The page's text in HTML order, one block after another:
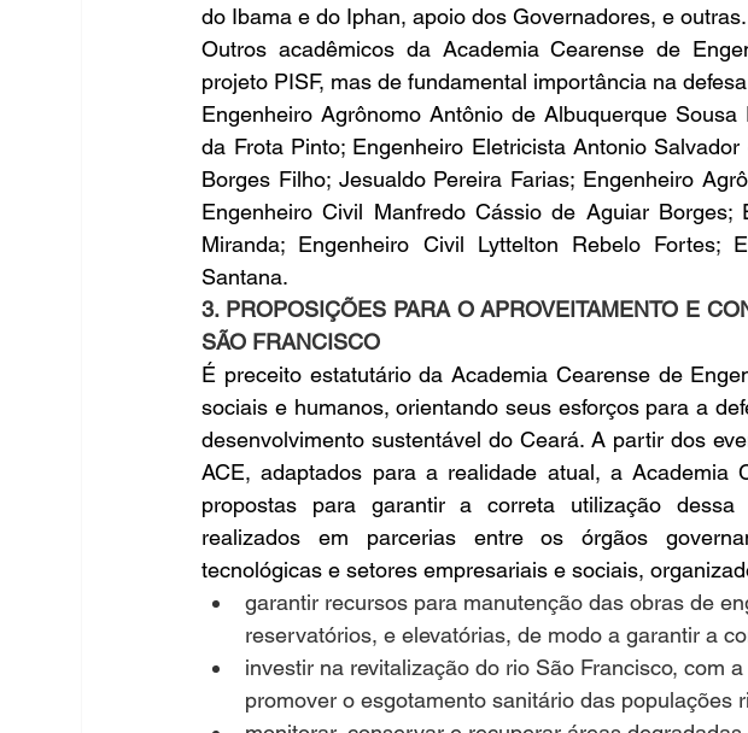
do Ibama e do Iphan, apoio dos Governadores, e outras.
Outros acadêmicos da Academia Cearense de
projeto PISF, mas de fundamental importância na
Engenheiro Agrônomo Antônio de Albuquerque
da Frota Pinto; Engenheiro Eletricista Antonio
Borges Filho; Jesualdo Pereira Farias; Engenheiro
Engenheiro Civil Manfredo Cássio de Aguiar Borges;
Miranda; Engenheiro Civil Lyttelton Rebelo Fortes;
Santana.
3. PROPOSIÇÕES PARA O APROVEITAMENTO E
SÃO FRANCISCO
É preceito estatutário da Academia Cearense de
sociais e humanos, orientando seus esforços para a
desenvolvimento sustentável do Ceará. A partir dos
ACE, adaptados para a realidade atual, a Academia
propostas para garantir a correta utilização
realizados em parcerias entre os órgãos
tecnológicas e setores empresariais e sociais,
garantir recursos para manutenção das obras de
reservatórios, e elevatórias, de modo a garantir a
investir na revitalização do rio São Francisco, com
promover o esgotamento sanitário das populações